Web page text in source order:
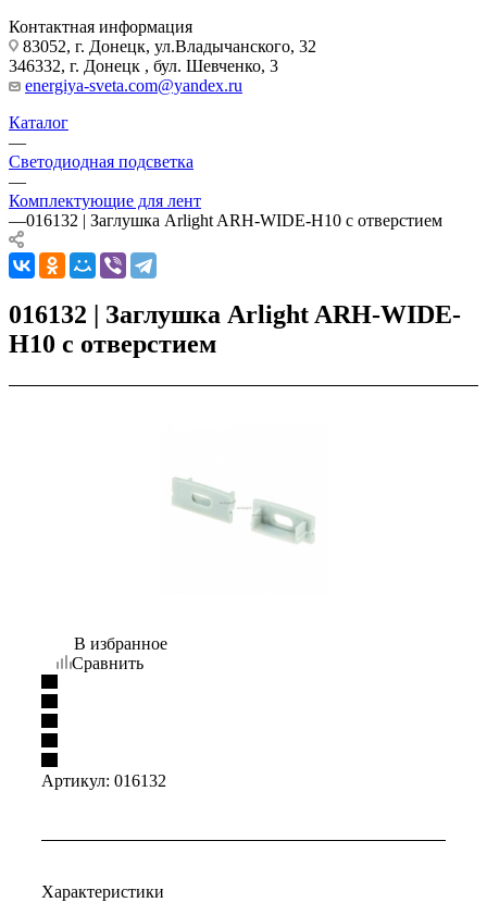
Контактная информация
83052, г. Донецк, ул.Владычанского, 32
346332, г. Донецк , бул. Шевченко, 3
energiya-sveta.com@yandex.ru
Каталог
—
Светодиодная подсветка
—
Комплектующие для лент
—016132 | Заглушка Arlight ARH-WIDE-H10 с отверстием
016132 | Заглушка Arlight ARH-WIDE-
H10 с отверстием
В избранное
Сравнить
Артикул: 016132
Характеристики